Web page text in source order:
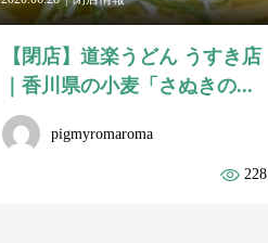
【閉店】道楽うどん うすき店
｜香川県の小麦「さぬきの...
pigmyromaroma
228